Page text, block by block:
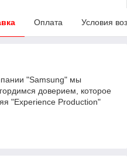
Оплата Условия
"Samsung" мы
доверием, которое
"Experience Production"